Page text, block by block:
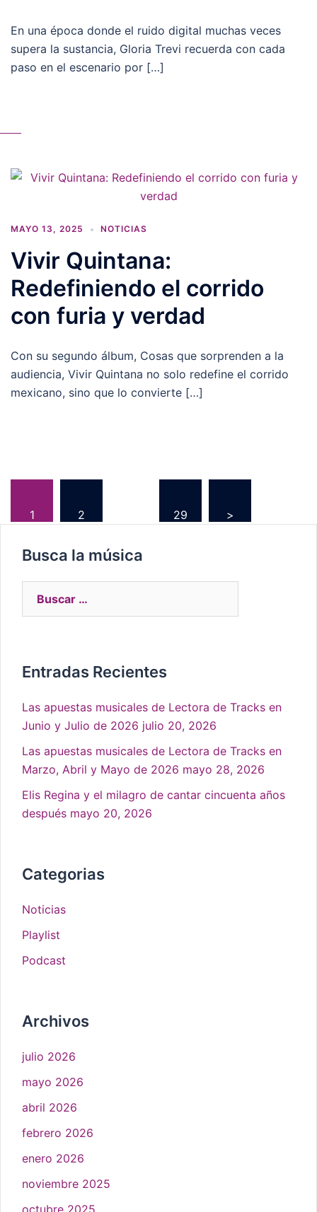
En una época donde el ruido digital muchas veces
supera la sustancia, Gloria Trevi recuerda con cada
paso en el escenario por […]
MAYO 13, 2025 NOTICIAS
Vivir Quintana:
Redefiniendo el corrido
con furia y verdad
Con su segundo álbum, Cosas que sorprenden a la
audiencia, Vivir Quintana no solo redefine el corrido
mexicano, sino que lo convierte […]
1 2 29 >
Busca la música
Entradas Recientes
Las apuestas musicales de Lectora de Tracks en
Junio y Julio de 2026 julio 20, 2026
Las apuestas musicales de Lectora de Tracks en
Marzo, Abril y Mayo de 2026 mayo 28, 2026
Elis Regina y el milagro de cantar cincuenta años
después mayo 20, 2026
Categorias
Noticias
Playlist
Podcast
Archivos
julio 2026
mayo 2026
abril 2026
febrero 2026
enero 2026
noviembre 2025
octubre 2025